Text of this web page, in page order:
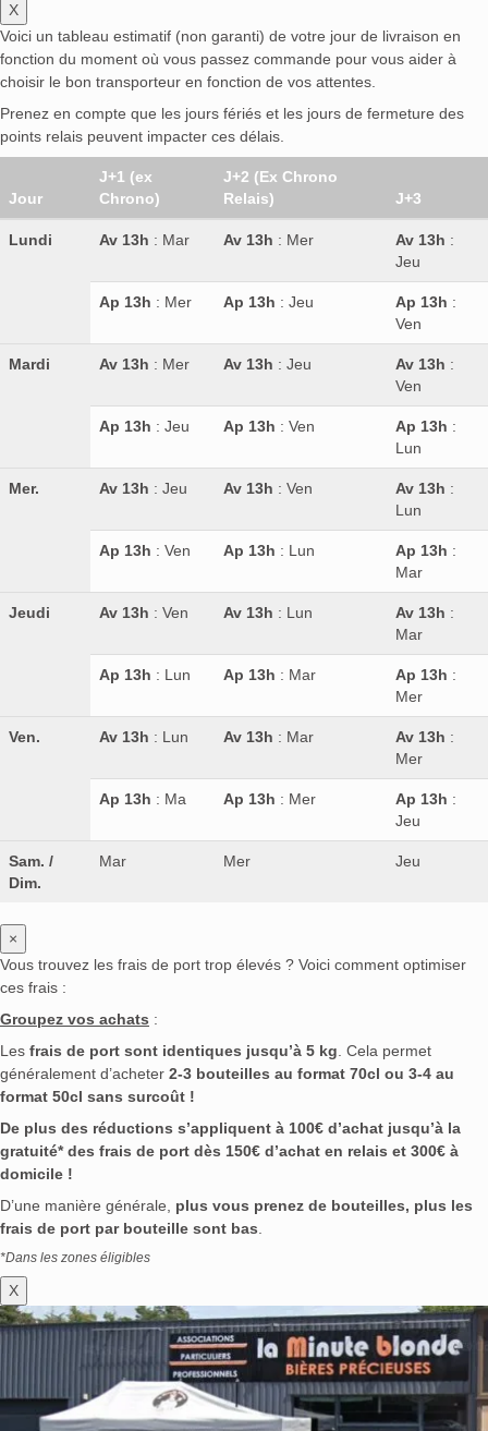
X
Voici un tableau estimatif (non garanti) de votre jour de livraison en
fonction du moment où vous passez commande pour vous aider à
choisir le bon transporteur en fonction de vos attentes.
Prenez en compte que les jours fériés et les jours de fermeture des
points relais peuvent impacter ces délais.
Jour
J+1 (ex
Chrono)
J+2 (Ex Chrono
Relais)
J+3
Lundi Av 13h : Mar Av 13h : Mer Av 13h :
Jeu
Ap 13h : Mer Ap 13h : Jeu Ap 13h :
Ven
Mardi Av 13h : Mer Av 13h : Jeu Av 13h :
Ven
Ap 13h : Jeu Ap 13h : Ven Ap 13h :
Lun
Mer. Av 13h : Jeu Av 13h : Ven Av 13h :
Lun
Ap 13h : Ven Ap 13h : Lun Ap 13h :
Mar
Jeudi Av 13h : Ven Av 13h : Lun Av 13h :
Mar
Ap 13h : Lun Ap 13h : Mar Ap 13h :
Mer
Ven. Av 13h : Lun Av 13h : Mar Av 13h :
Mer
Ap 13h : Ma Ap 13h : Mer Ap 13h :
Jeu
Sam. /
Dim.
Mar Mer Jeu
×
Vous trouvez les frais de port trop élevés ? Voici comment optimiser
ces frais :
Groupez vos achats :
Les frais de port sont identiques jusqu’à 5 kg . Cela permet
généralement d’acheter 2-3 bouteilles au format 70cl ou 3-4 au
format 50cl sans surcoût !
De plus des réductions s’appliquent à 100€ d’achat jusqu’à la
gratuité* des frais de port dès 150€ d’achat en relais et 300€ à
domicile !
D’une manière générale, plus vous prenez de bouteilles, plus les
frais de port par bouteille sont bas
*Dans les zones éligibles
X